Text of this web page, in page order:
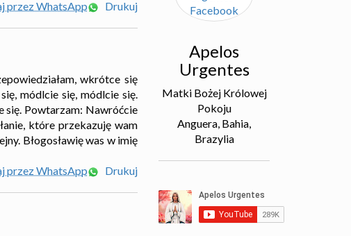
przez WhatsApp
Drukuj
wkrótce się
módlcie się, módlcie się.
się. Powtarzam: Nawróćcie
które przekazuję wam
Błogosławię was w imię
przez WhatsApp
Drukuj
Apelos
Urgentes
Matki Bożej Królowej
Pokoju
Anguera, Bahia,
Brazylia